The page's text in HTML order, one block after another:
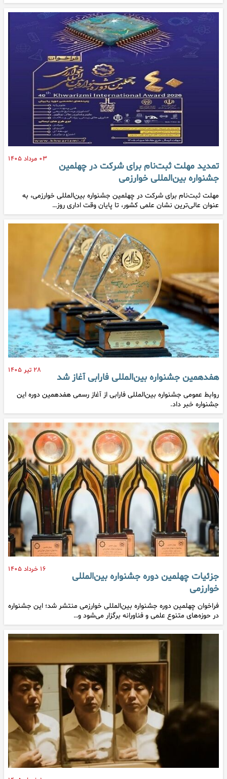
۰۳ مرداد ۱۴۰۵
تمدید مهلت ثبت‌نام برای شرکت در چهلمین
جشنواره بین‌المللی خوارزمی
مهلت ثبت‌نام برای شرکت در چهلمین جشنواره بین‌المللی خوارزمی، به
عنوان عالی‌ترین نشان علمی کشور، تا پایان وقت اداری روز…
۲۸ تیر ۱۴۰۵
هفدهمین جشنواره بین‌المللی فارابی آغاز شد
روابط عمومی جشنواره بین‌المللی فارابی از آغاز رسمی هفدهمین دوره این
جشنواره خبر داد.
۱۶ خرداد ۱۴۰۵
جزئیات چهلمین دوره جشنواره بین‌المللی
خوارزمی
فراخوان چهلمین دوره جشنواره بین‌المللی خوارزمی منتشر شد؛ این جشنواره
در حوزه‌های متنوع علمی و فناورانه برگزار می‌شود و…